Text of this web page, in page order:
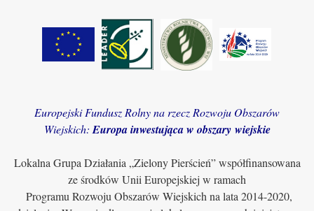
Europejski Fundusz Rolny na rzecz Rozwoju Obszarów
Wiejskich: Europa inwestująca w obszary wiejskie
Lokalna Grupa Działania „Zielony Pierścień” współfinansowana
ze środków Unii Europejskiej w ramach
Programu Rozwoju Obszarów Wiejskich na lata 2014-2020,